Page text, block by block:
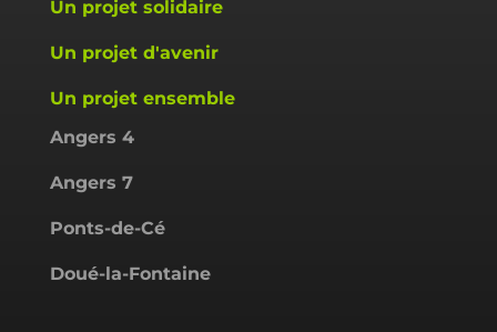
Un projet solidaire
Un projet d'avenir
Un projet ensemble
Angers 4
Angers 7
Ponts-de-Cé
Doué-la-Fontaine